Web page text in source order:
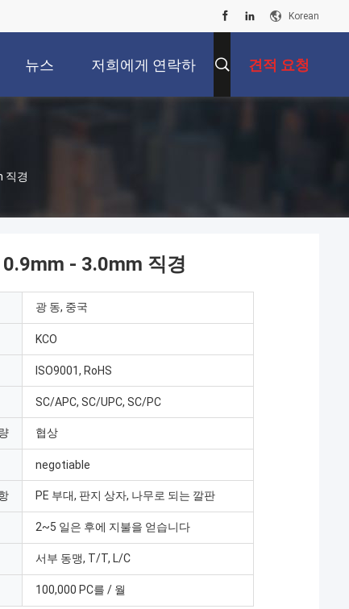
Korean
뉴스 저희에게 연락하 견적 요청
직경
- 3.0mm 직경
광 동, 중국
KCO
ISO9001, RoHS
SC/APC, SC/UPC, SC/PC
협상
negotiable
PE 부대, 판지 상자, 나무로 되는 깔판
2~5 일은 후에 지불을 얻습니다
서부 동맹, T/T, L/C
100,000 PC를 / 월